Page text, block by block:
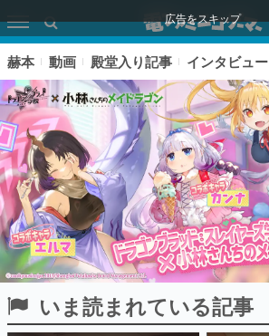
広告をスキップ
ピックアップ
赫本 動画 殿堂入り記事 インタビュー
いま読まれている記事